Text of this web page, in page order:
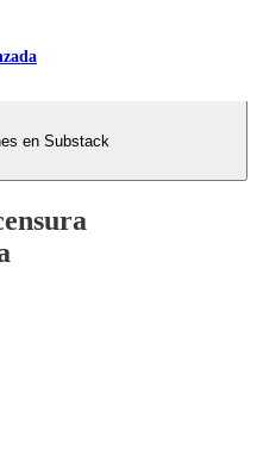
en Substack